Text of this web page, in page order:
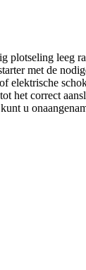
leeg
met de
het correct
u